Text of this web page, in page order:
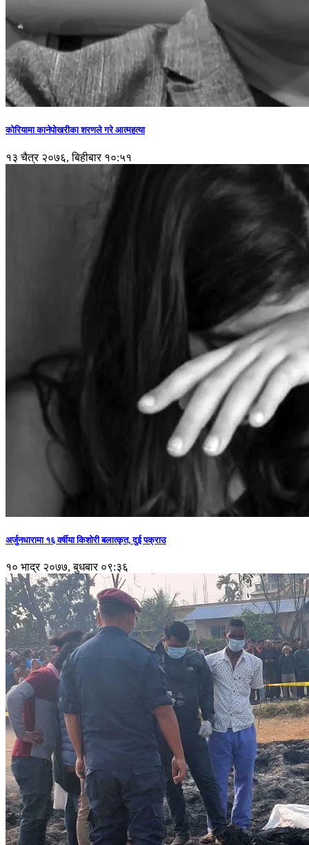
कोरियामा कानेपोखरीका शरणले गरे आत्महत्या
१३ चैत्र २०७६, बिहीबार १०:५१
अर्जुनधारामा १६ वर्षीया किशोरी बलात्कृत, दुई पक्राउ
१० भाद्र २०७७, बुधबार ०९:३६